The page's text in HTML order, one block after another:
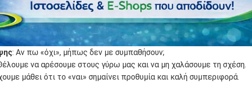
: Αν πω «όχι», μήπως δεν με συμπαθήσουν;
να αρέσουμε στους γύρω μας και να μη χαλάσουμε τη σχέση.
μάθει ότι το «ναι» σημαίνει προθυμία και καλή συμπεριφορά.